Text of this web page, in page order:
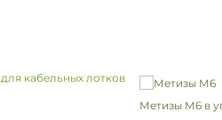
кабельных лотков
Метизы М6 в